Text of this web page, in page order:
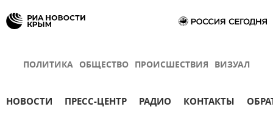
ПОЛИТИКА ОБЩЕСТВО ПРОИСШЕСТВИЯ ВИЗУАЛ
НОВОСТИ ПРЕСС-ЦЕНТР РАДИО КОНТАКТЫ